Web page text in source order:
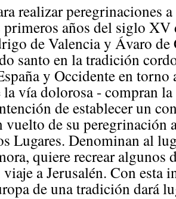
realizar peregrinaciones
primeros años del siglo
de Valencia y Ávaro
santo en la tradición
y Occidente en
la vía dolorosa - compran
de establecer un
vuelto de su peregrinación
Lugares. Denominan al
quiere recrear algunos
a Jerusalén. Con esta
de una tradición dará